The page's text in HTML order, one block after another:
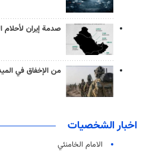
صدمة إيران لأحلام
من الإخفاق في
اخبار الشخصيات
الامام الخامنئي